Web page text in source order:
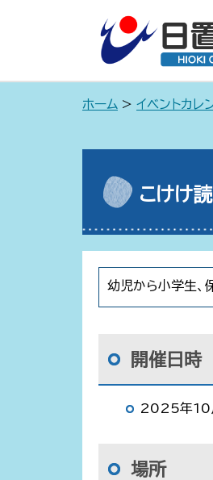
ホーム > イベントカレ
こけけ
幼児から小学生、
開催日時
2025年10
場所